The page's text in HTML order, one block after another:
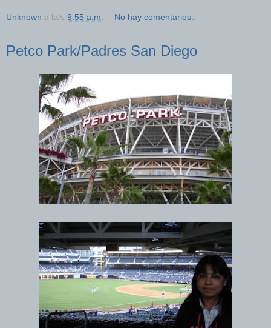
Unknown a la/s 9:55 a.m. No hay comentarios.:
Petco Park/Padres San Diego